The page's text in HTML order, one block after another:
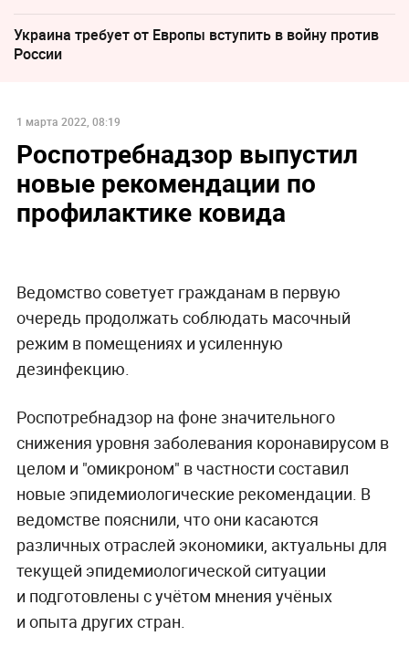
Украина требует от Европы вступить в войну против
России
1 марта 2022, 08:19
Роспотребнадзор выпустил
новые рекомендации по
профилактике ковида
Ведомство советует гражданам в первую
очередь продолжать соблюдать масочный
режим в помещениях и усиленную
дезинфекцию.
Роспотребнадзор на фоне значительного
снижения уровня заболевания коронавирусом в
целом и "омикроном" в частности составил
новые эпидемиологические рекомендации. В
ведомстве пояснили, что они касаются
различных отраслей экономики, актуальны для
текущей эпидемиологической ситуации
и подготовлены с учётом мнения учёных
и опыта других стран.